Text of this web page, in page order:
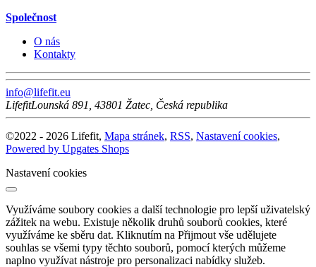
Společnost
O nás
Kontakty
info@lifefit.eu
LifefitLounská 891 43801 Žatec Česká republika
©2022 - 2026 Lifefit, Mapa stránek, RSS, Nastavení cookies,
Powered by Upgates Shops
Nastavení cookies
Využíváme soubory cookies a další technologie pro lepší uživatelský
zážitek na webu. Existuje několik druhů souborů cookies, které
využíváme ke sběru dat. Kliknutím na Přijmout vše udělujete
souhlas se všemi typy těchto souborů, pomocí kterých můžeme
naplno využívat nástroje pro personalizaci nabídky služeb.